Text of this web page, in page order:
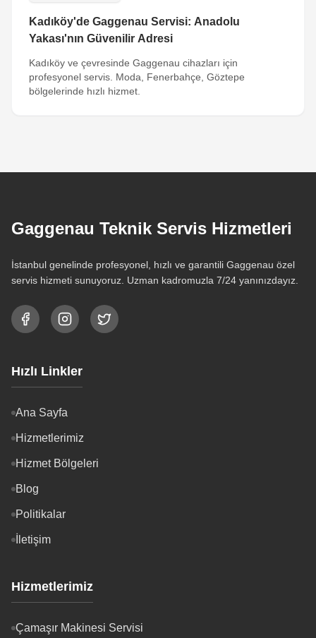
Kadıköy'de Gaggenau Servisi: Anadolu
Yakası'nın Güvenilir Adresi
Kadıköy ve çevresinde Gaggenau cihazları için
profesyonel servis. Moda, Fenerbahçe, Göztepe
bölgelerinde hızlı hizmet.
Gaggenau Teknik Servis Hizmetleri
İstanbul genelinde profesyonel, hızlı ve garantili Gaggenau özel
servis hizmeti sunuyoruz. Uzman kadromuzla 7/24 yanınızdayız.
Hızlı Linkler
Ana Sayfa
Hizmetlerimiz
Hizmet Bölgeleri
Blog
Politikalar
İletişim
Hizmetlerimiz
Çamaşır Makinesi Servisi